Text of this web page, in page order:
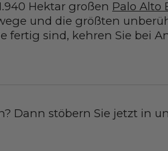
Hektar großen Palo Alto
und die größten
fertig sind, kehren Sie bei
Dann stöbern Sie jetzt in